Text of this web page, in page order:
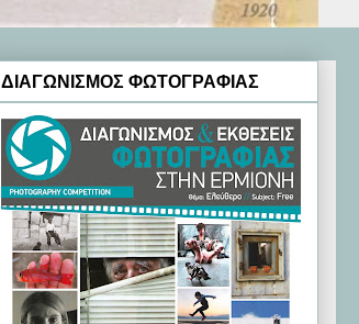
ΔΙΑΓΩΝΙΣΜΟΣ ΦΩΤΟΓΡΑΦΙΑΣ